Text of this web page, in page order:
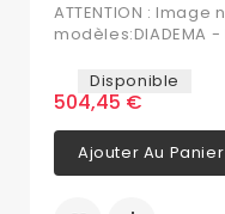
ATTENTION :
modèles:DIADEMA -
Disponible
504,45 €
Ajouter Au Panier